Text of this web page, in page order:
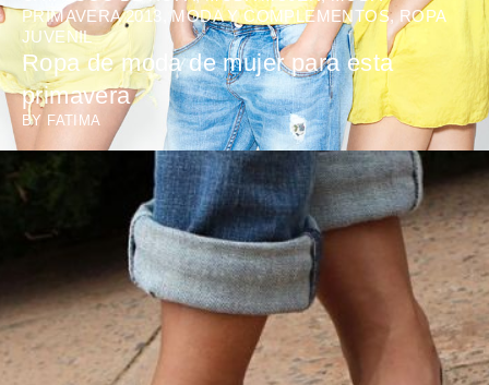
PRIMAVERA 2013
,MODA Y COMPLEMENTOS,ROPA
JUVENIL
Ropa de moda de mujer para esta
primavera
BY FATIMA